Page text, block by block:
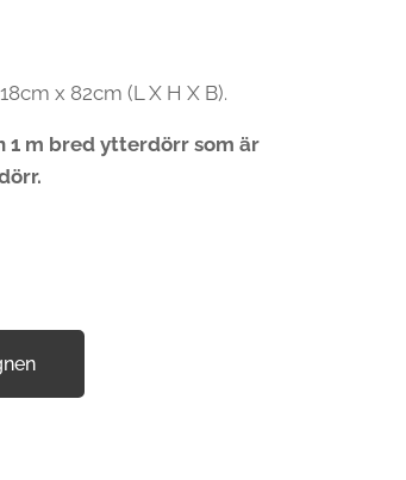
x 82cm (L X H X B).
1 m bred ytterdörr som är